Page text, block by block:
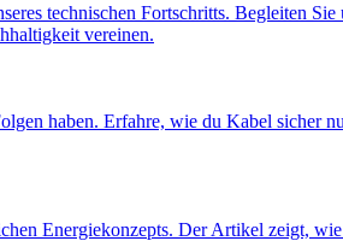
technischen Fortschritts. Begleiten
vereinen.
haben. Erfahre, wie du Kabel sicher
Energiekonzepts. Der Artikel zeigt,